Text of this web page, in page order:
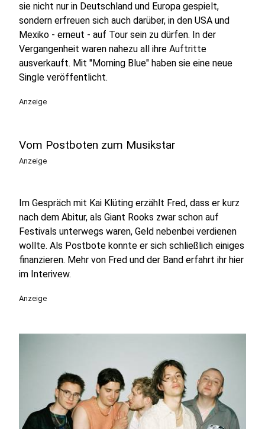
sie nicht nur in Deutschland und Europa gespielt,
sondern erfreuen sich auch darüber, in den USA und
Mexiko - erneut - auf Tour sein zu dürfen. In der
Vergangenheit waren nahezu all ihre Auftritte
ausverkauft. Mit "Morning Blue" haben sie eine neue
Single veröffentlicht.
Anzeige
Vom Postboten zum Musikstar
Anzeige
Im Gespräch mit Kai Klüting erzählt Fred, dass er kurz
nach dem Abitur, als Giant Rooks zwar schon auf
Festivals unterwegs waren, Geld nebenbei verdienen
wollte. Als Postbote konnte er sich schließlich einiges
finanzieren. Mehr von Fred und der Band erfahrt ihr hier
im Interivew.
Anzeige